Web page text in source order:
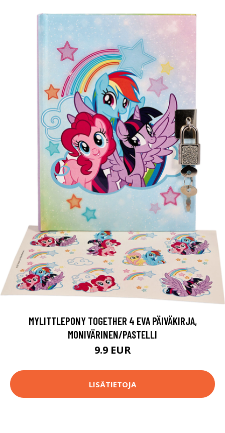
MYLITTLEPONY TOGETHER 4 EVA PÄIVÄKIRJA,
MONIVÄRINEN/PASTELLI
9.9 EUR
LISÄTIETOJA